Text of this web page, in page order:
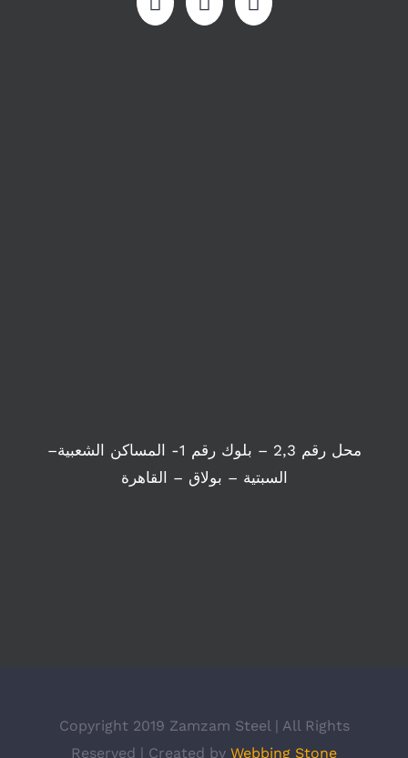
محل رقم 2,3 – بلوك رقم 1- المساكن الشعبية–
السبتية – بولاق – القاهرة
Copyright 2019 Zamzam Steel | All Rights
Reserved | Created by Webbing Stone